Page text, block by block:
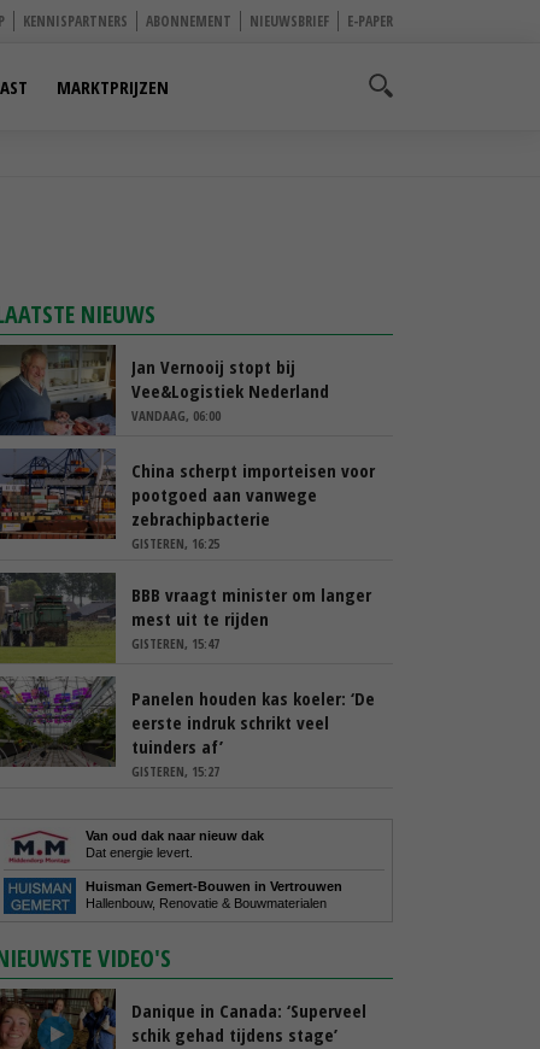
KENNISPARTNERS ABONNEMENT NIEUWSBRIEF E-PAPER
MARKTPRIJZEN
NIEUWS
Jan Vernooij stopt bij
Vee&Logistiek Nederland
VANDAAG, 06:00
China scherpt importeisen voor
pootgoed aan vanwege
zebrachipbacterie
GISTEREN, 16:25
BBB vraagt minister om langer
mest uit te rijden
GISTEREN, 15:47
Panelen houden kas koeler: ‘De
eerste indruk schrikt veel
tuinders af’
GISTEREN, 15:27
Van oud dak naar nieuw dak
Dat energie levert.
Huisman Gemert-Bouwen in Vertrouwen
Hallenbouw, Renovatie & Bouwmaterialen
VIDEO'S
Danique in Canada: ‘Superveel
schik gehad tijdens stage’